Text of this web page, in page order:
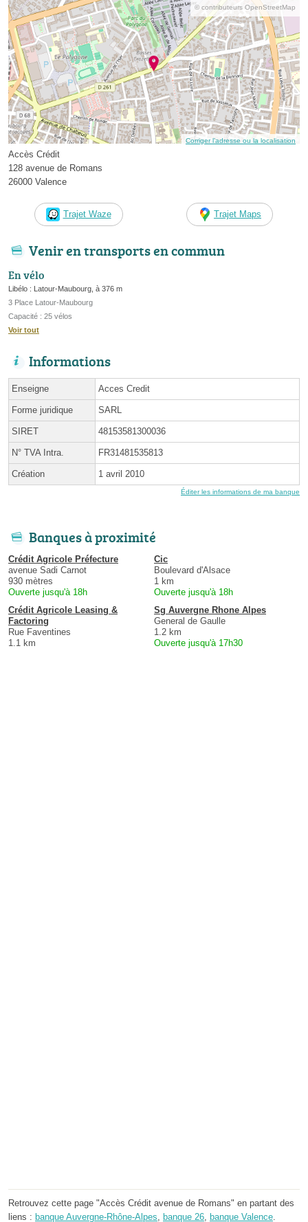
© contributeurs OpenStreetMap
Corriger l’adresse ou la localisation
Accès Crédit
128 avenue de Romans
26000 Valence
Trajet Waze Trajet Maps
Venir en transports en commun
En vélo
Libélo : Latour-Maubourg, à 376 m
3 Place Latour-Maubourg
Capacité : 25 vélos
Voir tout
Informations
Enseigne Acces Credit
Forme juridique SARL
SIRET 48153581300036
N° TVA Intra. FR31481535813
Création 1 avril 2010
Éditer les informations de ma banque
Banques à proximité
Crédit Agricole Préfecture
avenue Sadi Carnot
930 mètres
Ouverte jusqu'à 18h
Cic
Boulevard d'Alsace
1 km
Ouverte jusqu'à 18h
Crédit Agricole Leasing &
Factoring
Rue Faventines
1.1 km
Sg Auvergne Rhone Alpes
General de Gaulle
1.2 km
Ouverte jusqu'à 17h30
Retrouvez cette page "Accès Crédit avenue de Romans" en partant des
liens : banque Auvergne-Rhône-Alpes, banque 26, banque Valence.